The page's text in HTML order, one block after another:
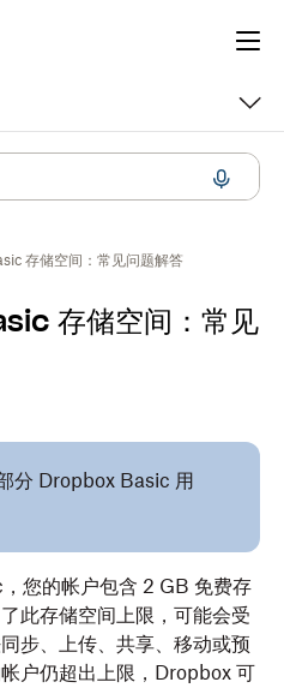
存储空间：常见问题解答
存储空间：常见
分 Dropbox Basic 用
您的帐户包含 2 GB 免费存
此存储空间上限，可能会受
步、上传、共享、移动或预
户仍超出上限，Dropbox 可